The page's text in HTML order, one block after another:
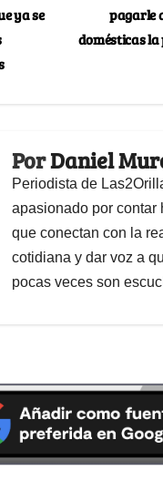
pagarle
domésticas
ya se
PorDaniel
Periodista de
apasionado por contar
que conectan con la
cotidiana y dar voz a
pocas veces son